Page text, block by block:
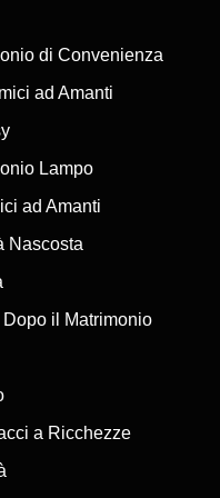
il trailer e gli episodi su
In streaming su
gratuitamente — senti il
di Convenienza
ad Amanti
Lampo
ad Amanti
Nascosta
Dopo il Matrimonio
a Ricchezze